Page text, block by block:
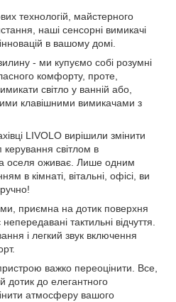
технологій, майстерного
наші сенсорні вимикачі
в вашому домі.
- ми купуємо собі розумні
комфорту, проте,
світло у ванній або,
клавішними вимикачами з
LIVOLO вирішили змінити
світлом в
оселя оживає. Лише одним
в кімнаті, вітальні, офісі, ви
приємна на дотик поверхня
тактильні відчуття.
і легкий звук включення
важко переоцінити. Все,
дотик до елегантного
атмосферу вашого